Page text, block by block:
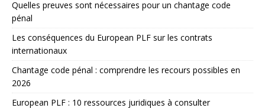
Quelles preuves sont nécessaires pour un chantage code
pénal
Les conséquences du European PLF sur les contrats
internationaux
Chantage code pénal : comprendre les recours possibles en
2026
European PLF : 10 ressources juridiques à consulter